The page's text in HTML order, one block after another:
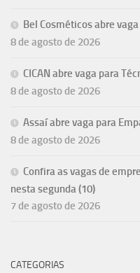
Bel Cosméticos abre
8 de agosto de 2026
CICAN abre vaga para
8 de agosto de 2026
Assaí abre vaga para
8 de agosto de 2026
Confira as vagas de
nesta segunda (10)
7 de agosto de 2026
CATEGORIAS